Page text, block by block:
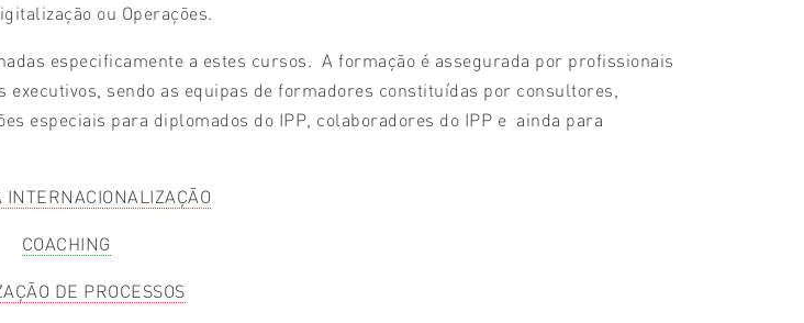
ou Operações.
especificamente a estes cursos. A formação é assegurada por profissionais
sendo as equipas de formadores constituídas por consultores,
especiais para diplomados do IPP, colaboradores do IPP e ainda para
INTERNACIONALIZAÇÃO
COACHING
DE PROCESSOS